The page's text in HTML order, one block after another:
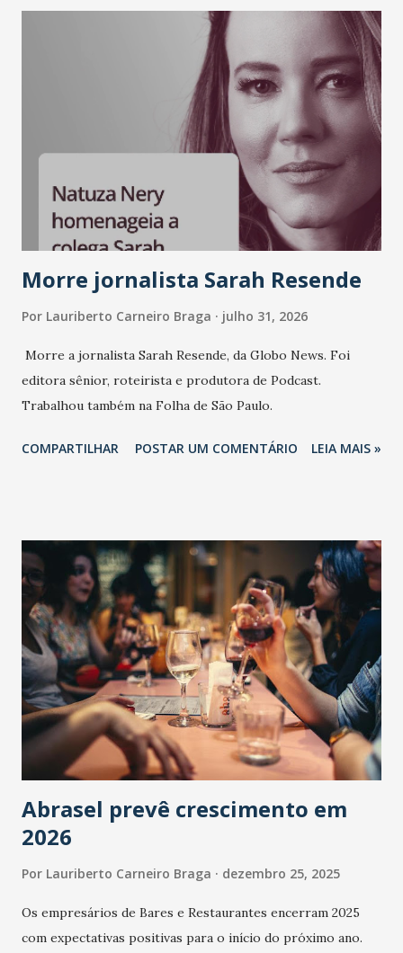
LinkedIn, VISA, Grupo 3corações, TikTok e M. Dias Branco.
A nova edição chega em um momento em que autenticidade
e consistência ganham peso nas conversas sobre marca,
liderança e estratégia. - Vivemos um momento em que todo
mundo fala muito e poucos entregam de verdade. O NM2B
sempre existiu para dar palco a quem constrói com
consistência, e nesta edição isso fica ainda mais claro.
Vamos reforçar que ser genuíno sustenta a confiança entre
marcas, pessoas e mercado", afirma Tamires So...
Morre jornalista Sarah Resende
Por Lauriberto Carneiro Braga julho 31, 2026
Morre a jornalista Sarah Resende, da Globo News. Foi
editora sênior, roteirista e produtora de Podcast.
Trabalhou também na Folha de São Paulo.
COMPARTILHAR POSTAR UM COMENTÁRIO LEIA MAIS »
Abrasel prevê crescimento em
2026
Por Lauriberto Carneiro Braga dezembro 25, 2025
Os empresários de Bares e Restaurantes encerram 2025
com expectativas positivas para o início do próximo ano.